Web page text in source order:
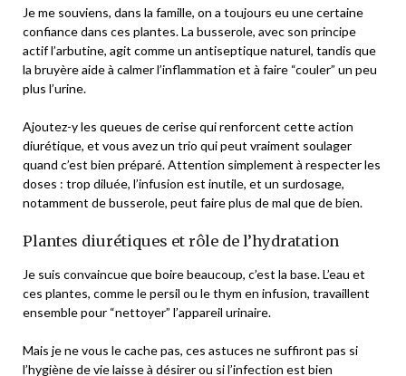
Je me souviens, dans la famille, on a toujours eu une certaine
confiance dans ces plantes. La busserole, avec son principe
actif l’arbutine, agit comme un antiseptique naturel, tandis que
la bruyère aide à calmer l’inflammation et à faire “couler” un peu
plus l’urine.
Ajoutez-y les queues de cerise qui renforcent cette action
diurétique, et vous avez un trio qui peut vraiment soulager
quand c’est bien préparé. Attention simplement à respecter les
doses : trop diluée, l’infusion est inutile, et un surdosage,
notamment de busserole, peut faire plus de mal que de bien.
Plantes diurétiques et rôle de l’hydratation
Je suis convaincue que boire beaucoup, c’est la base. L’eau et
ces plantes, comme le persil ou le thym en infusion, travaillent
ensemble pour “nettoyer” l’appareil urinaire.
Mais je ne vous le cache pas, ces astuces ne suffiront pas si
l’hygiène de vie laisse à désirer ou si l’infection est bien